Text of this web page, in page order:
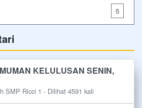
5
KELULUSAN SENIN,
SMP Ricci 1 - Dilihat 4591 kali